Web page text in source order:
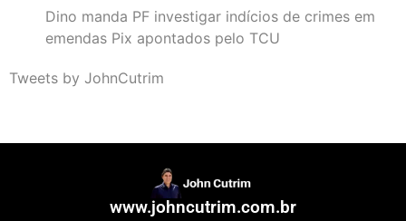
Dino manda PF investigar indícios de crimes em
emendas Pix apontados pelo TCU
Tweets by JohnCutrim
www.johncutrim.com.br